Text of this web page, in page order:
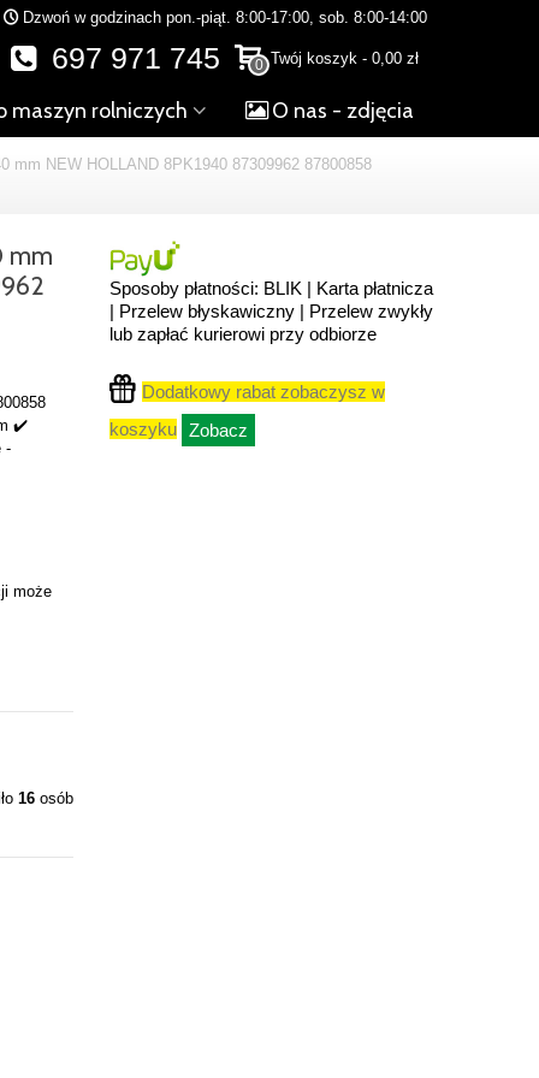
Dzwoń w godzinach pon.-piąt. 8:00-17:00, sob. 8:00-14:00
0 Twój koszyk - 0,00 zł
697 971 745
maszyn rolniczych O nas - zdjęcia
mm NEW HOLLAND 8PK1940 87309962 87800858
mm
✔️
-
może
16osób
Sposoby płatności: BLIK | Karta płatnicza
| Przelew błyskawiczny | Przelew zwykły
lub zapłać kurierowi przy odbiorze
Dodatkowy rabat zobaczysz w
koszyku Zobacz